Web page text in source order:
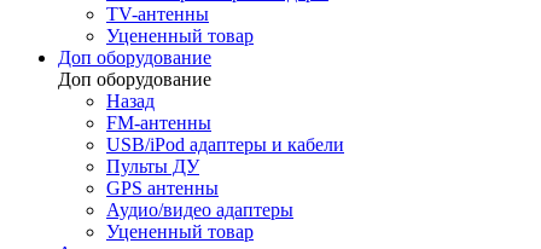
TV-антенны
Уцененный товар
Доп оборудование
Доп оборудование
Назад
FM-антенны
USB/iPod адаптеры и кабели
Пульты ДУ
GPS антенны
Аудио/видео адаптеры
Уцененный товар